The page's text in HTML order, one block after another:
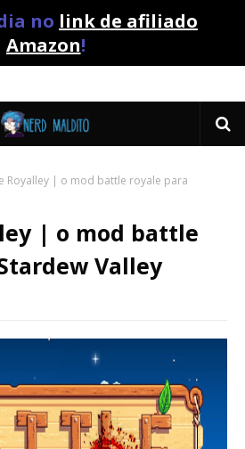
no link de afiliado
Amazon!
Royalley | o mod battle royale para
| o mod battle
Valley